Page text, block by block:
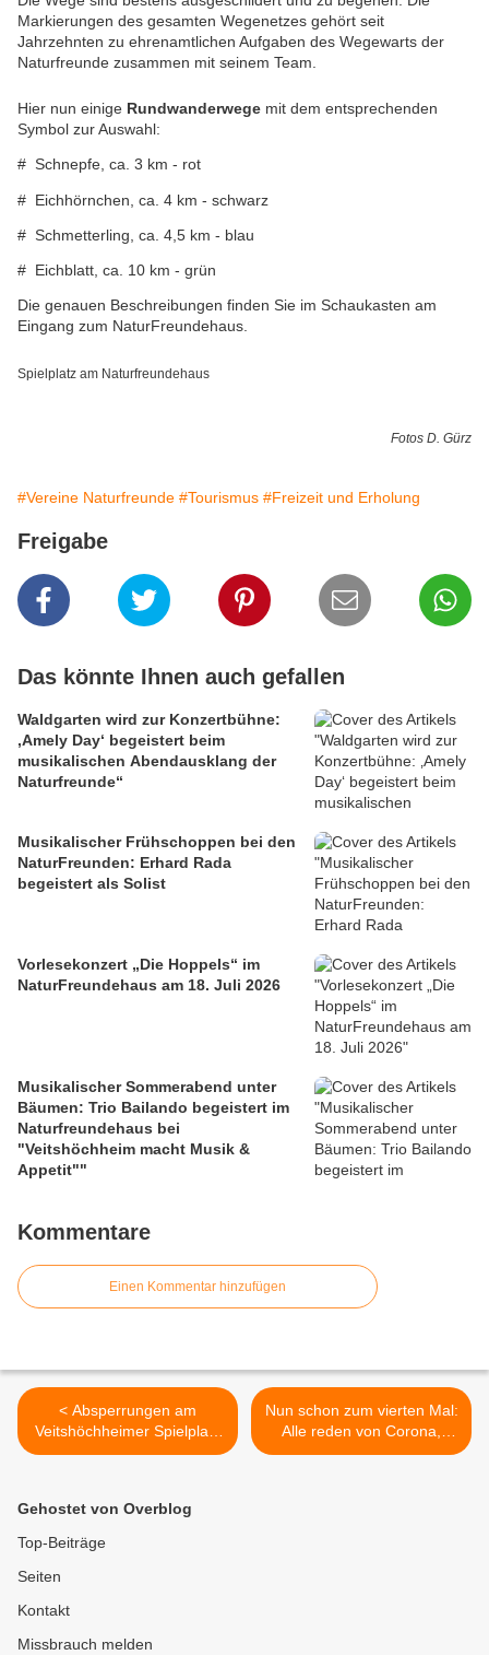
Markierungen des gesamten Wegenetzes gehört seit
Jahrzehnten zu ehrenamtlichen Aufgaben des Wegewarts der
Naturfreunde zusammen mit seinem Team.
Hier nun einige Rundwanderwege mit dem entsprechenden
Symbol zur Auswahl:
# Schnepfe, ca. 3 km - rot
# Eichhörnchen, ca. 4 km - schwarz
# Schmetterling, ca. 4,5 km - blau
# Eichblatt, ca. 10 km - grün
Die genauen Beschreibungen finden Sie im Schaukasten am
Eingang zum NaturFreundehaus.
Spielplatz am Naturfreundehaus
Fotos D. Gürz
#Vereine Naturfreunde #Tourismus #Freizeit und Erholung
Freigabe
Das könnte Ihnen auch gefallen
Waldgarten wird zur Konzertbühne:
‚Amely Day‘ begeistert beim
musikalischen Abendausklang der
Naturfreunde“
Musikalischer Frühschoppen bei den
NaturFreunden: Erhard Rada
begeistert als Solist
Vorlesekonzert „Die Hoppels“ im
NaturFreundehaus am 18. Juli 2026
Musikalischer Sommerabend unter
Bäumen: Trio Bailando begeistert im
Naturfreundehaus bei
"Veitshöchheim macht Musik &
Appetit""
Kommentare
Einen Kommentar hinzufügen
< Absperrungen am
Veitshöchheimer Spielplatz
an der Mainlände wurden in
Nun schon zum vierten Mal:
Alle reden von Corona,
Veitshöchheimer Kabarettist
Gehostet von Overblog
Top-Beiträge
Seiten
Kontakt
Missbrauch melden